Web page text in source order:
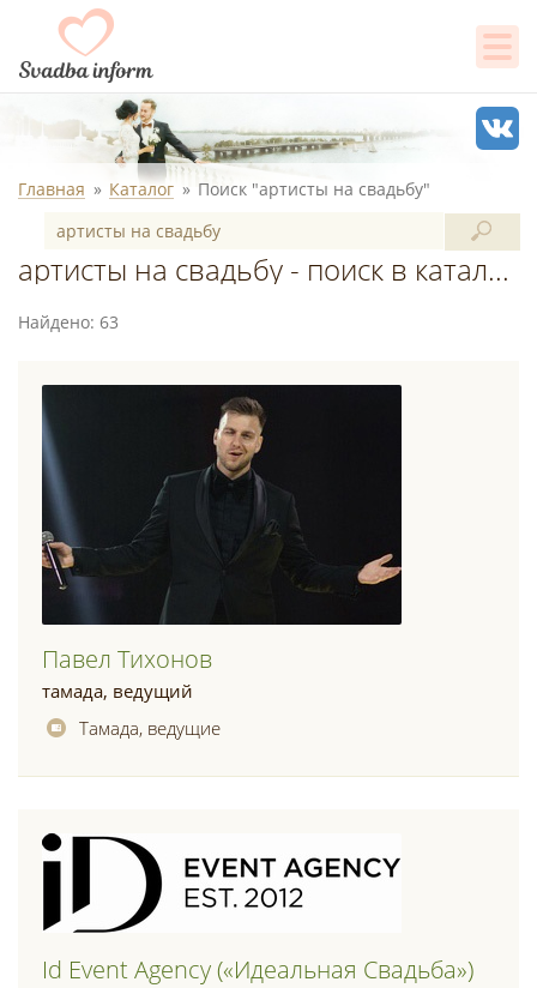
Главная Каталог Поиск "артисты на свадьбу"
артисты на свадьбу - поиск в каталоге
Найдено: 63
Павел Тихонов
тамада, ведущий
Тамада, ведущие
Id Event Agency («идеальная Свадьба»)